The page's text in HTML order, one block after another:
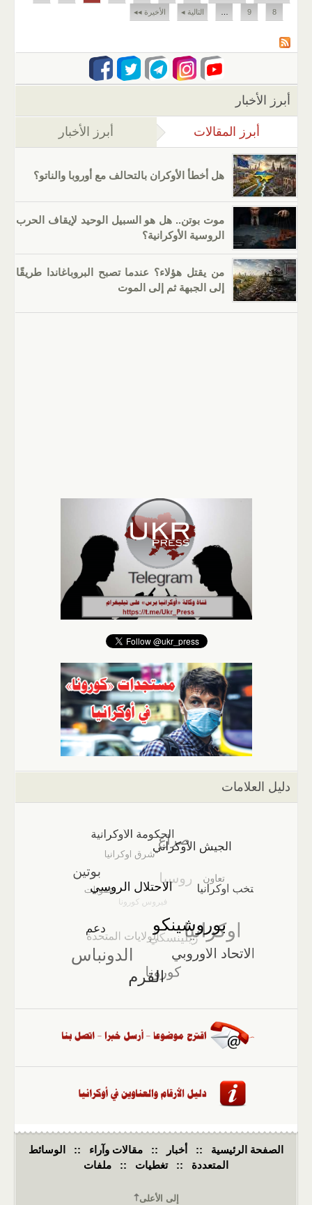
8
9 التالية ◂ الأخيرة ◂◂
أبرز الأخبار
أبرز المقالات (علامة التبويب النشطة)
أبرز الأخبار
هل أخطأ الأوكران بالتحالف مع أوروبا والناتو؟
موت بوتن.. هل هو السبيل الوحيد لإيقاف الحرب
الروسية الأوكرانية؟
من يقتل هؤلاء؟ عندما تصبح البروباغاندا طريقًا
إلى الجبهة ثم إلى الموت
دليل العلامات
الصفحة الرئيسية :: أخبار :: مقالات وآراء ::
الوسائط
المتعددة
:: تغطيات :: ملفات
إلى الأعلى